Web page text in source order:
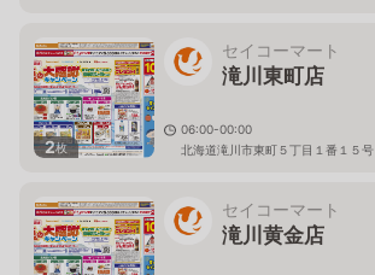
2枚
セイコーマート
滝川東町店
06:00-00:00
北海道滝川市東町５丁目１番１５号
セイコーマート
滝川黄金店